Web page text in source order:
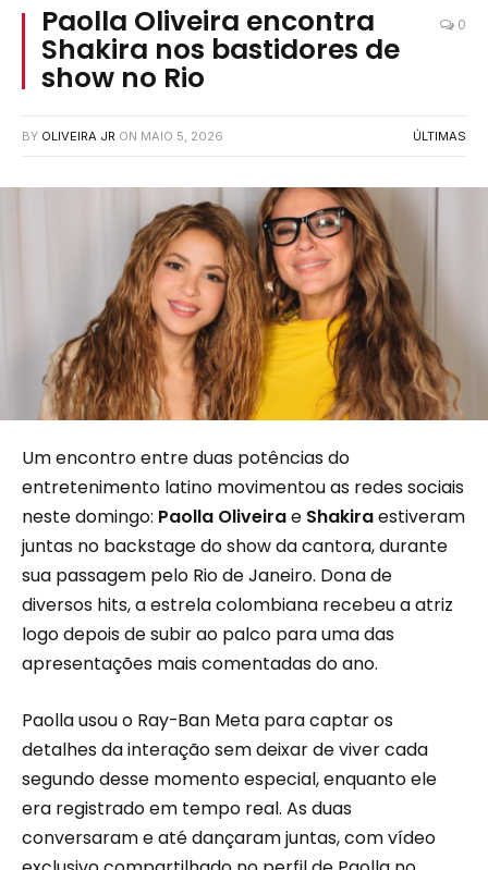
Paolla Oliveira encontra
Shakira nos bastidores de
show no Rio
0
BY OLIVEIRA JR ON MAIO 5, 2026 ÚLTIMAS
Um encontro entre duas potências do
entretenimento latino movimentou as redes sociais
neste domingo: Paolla Oliveirae Shakiraestiveram
juntas no backstage do show da cantora, durante
sua passagem pelo Rio de Janeiro. Dona de
diversos hits, a estrela colombiana recebeu a atriz
logo depois de subir ao palco para uma das
apresentações mais comentadas do ano.
Paolla usou o Ray-Ban Meta para captar os
detalhes da interação sem deixar de viver cada
segundo desse momento especial, enquanto ele
era registrado em tempo real. As duas
conversaram e até dançaram juntas, com vídeo